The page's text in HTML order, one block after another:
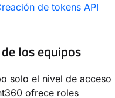
de tokens API
los equipos
solo el nivel de acceso
ofrece roles